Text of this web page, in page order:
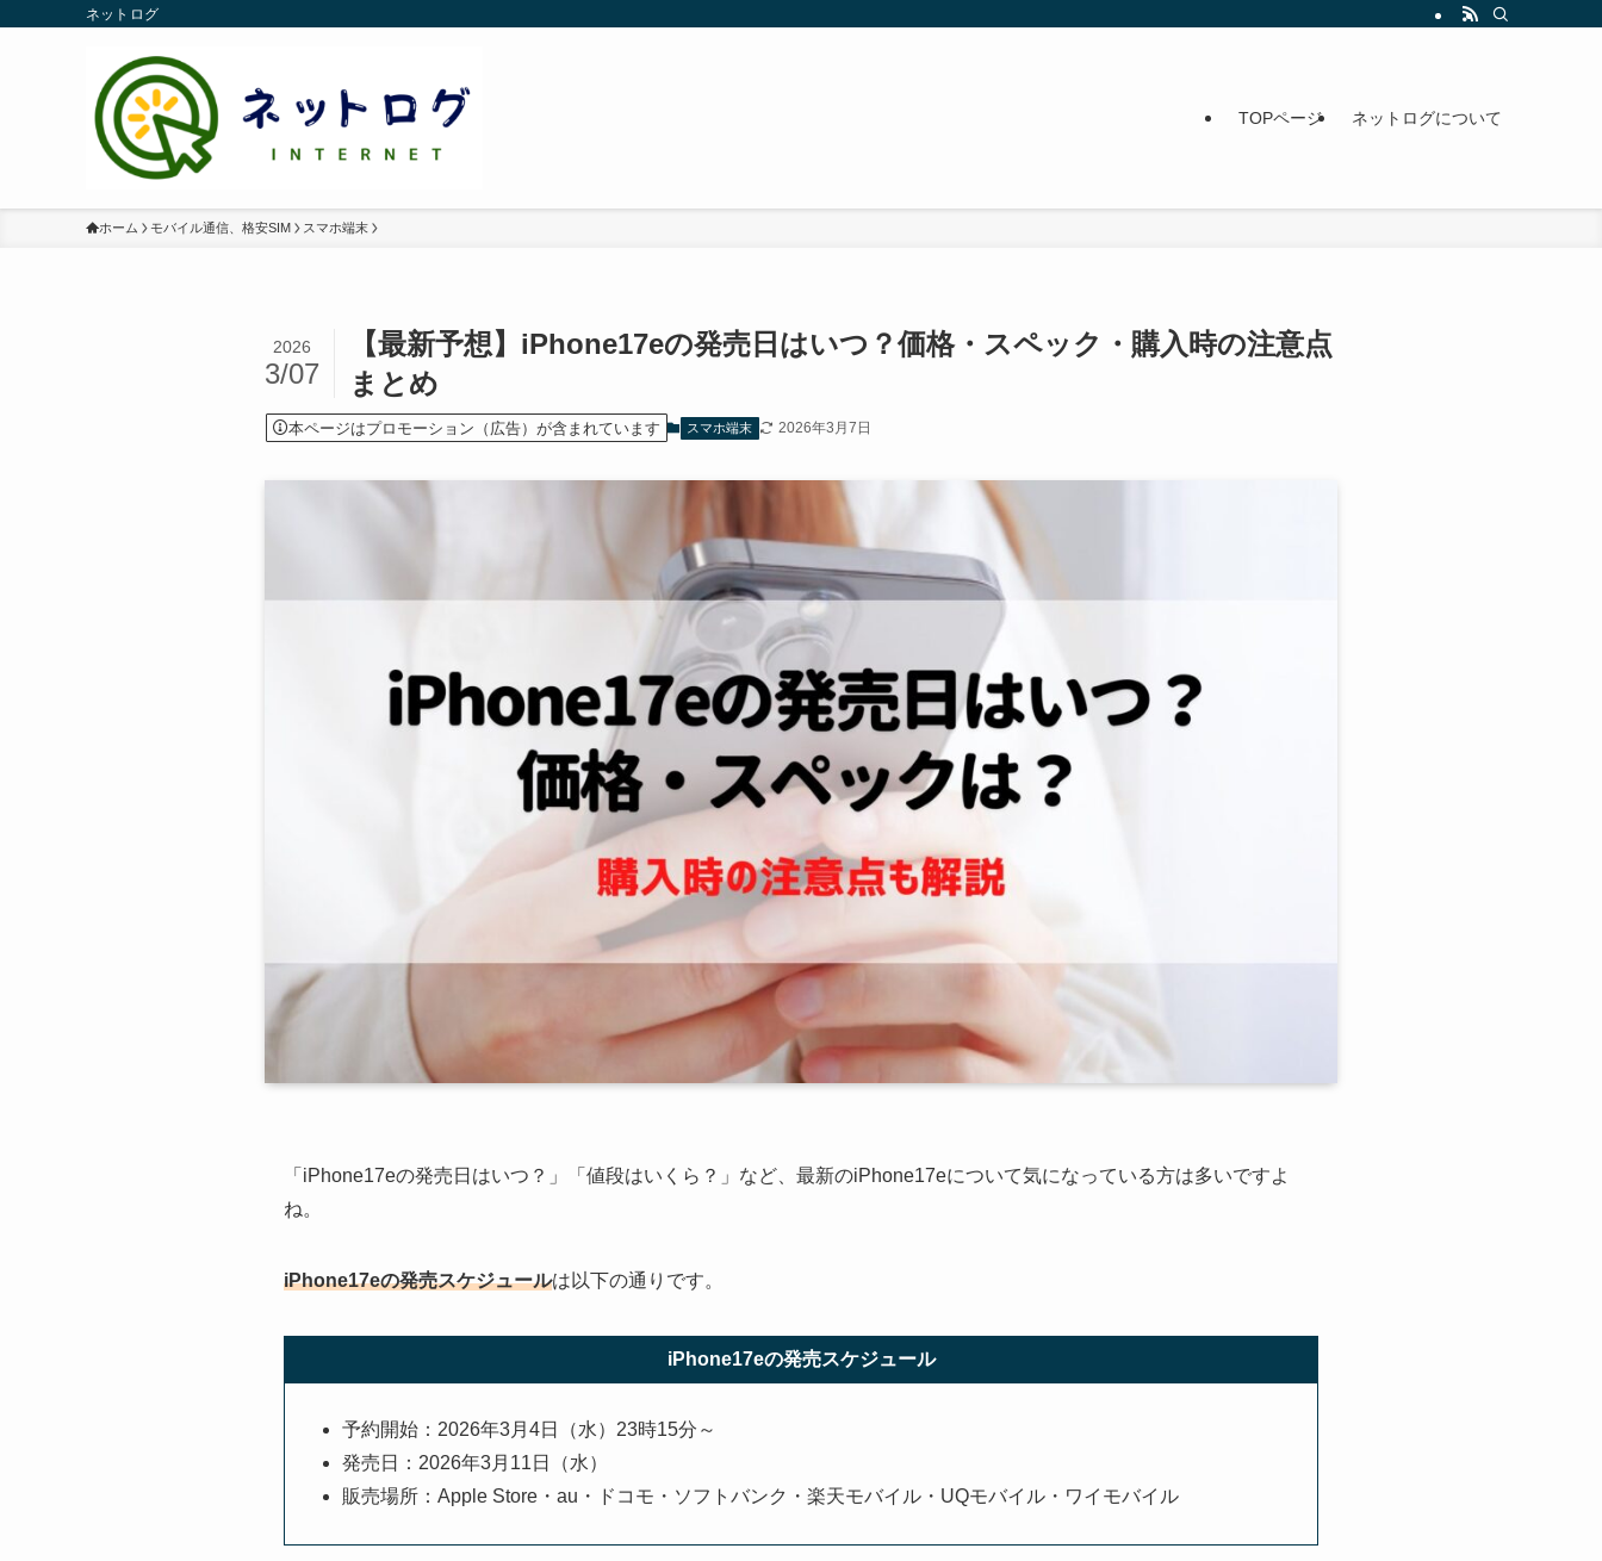
ネットログ
TOPページ ネットログについて
ホーム モバイル通信、格安SIM スマホ端末
【最新予想】iPhone17eの発売日はいつ？価格・スペック・購入時の注意点
まとめ
2026
3/07
本ページはプロモーション（広告）が含まれています スマホ端末 2026年3月7日
「iPhone17eの発売日はいつ？」「値段はいくら？」など、最新のiPhone17eについて気になっている方は多いですよ
ね。
iPhone17eの発売スケジュールは以下の通りです。
iPhone17eの発売スケジュール
予約開始：2026年3月4日（水）23時15分～
発売日：2026年3月11日（水）
販売場所：Apple Store・au・ドコモ・ソフトバンク・楽天モバイル・UQモバイル・ワイモバイル